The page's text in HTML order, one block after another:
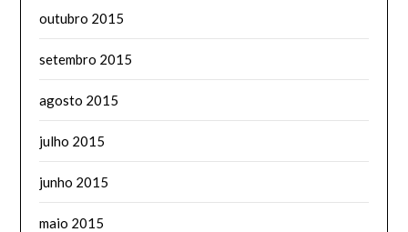
outubro 2015
setembro 2015
agosto 2015
julho 2015
junho 2015
maio 2015